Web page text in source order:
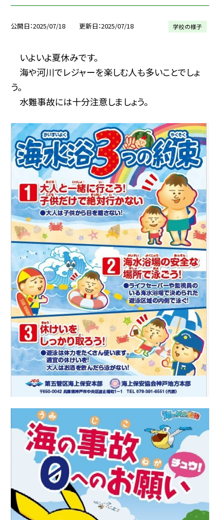
公開日 2025/07/18 更新日 2025/07/18 学校の様子
いよいよ夏休みです。
海や河川でレジャーを楽しむ人も多いことでしょ
う。
水難事故には十分注意しましょう。